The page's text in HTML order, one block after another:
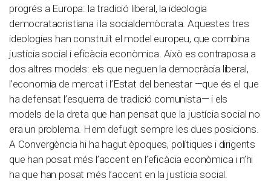
progrés a Europa: la tradició liberal, la ideologia
democratacristiana i la socialdemòcrata. Aquestes tres
ideologies han construït el model europeu, que combina
justícia social i eficàcia econòmica. Això es contraposa a
dos altres models: els que neguen la democràcia liberal,
l’economia de mercat i l’Estat del benestar —que és el que
ha defensat l’esquerra de tradició comunista— i els
models de la dreta que han pensat que la justícia social no
era un problema. Hem defugit sempre les dues posicions.
A Convergència hi ha hagut èpoques, polítiques i dirigents
que han posat més l’accent en l’eficàcia econòmica i n’hi
ha que han posat més l’accent en la justícia social.